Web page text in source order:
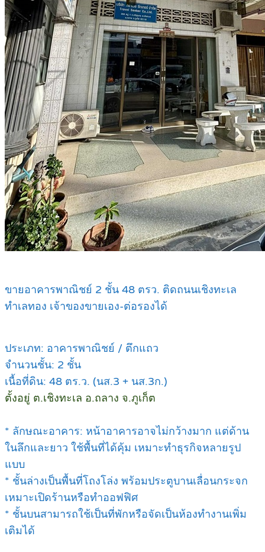
ขายอาคารพาณิชย์ 2 ชั้น 48 ตรว. ติดถนนเชิงทะเล
ทำเลทอง เจ้าของขายเอง-ต่อรองได้
ประเภท: อาคารพาณิชย์ / ตึกแถว
จำนวนชั้น: 2 ชั้น
เนื้อที่ดิน: 48 ตร.ว. (นส.3 + นส.3ก.)
ตั้งอยู่ ต.เชิงทะเล อ.ถลาง จ.ภูเก็ต
* ลักษณะอาคาร: หน้าอาคารอาจไม่กว้างมาก แต่ด้าน
ในลึกและยาว ใช้พื้นที่ได้คุ้ม เหมาะทำธุรกิจหลายรูป
แบบ
* ชั้นล่างเป็นพื้นที่โถงโล่ง พร้อมประตูบานเลื่อนกระจก
เหมาะเปิดร้านหรือทำออฟฟิศ
* ชั้นบนสามารถใช้เป็นที่พักหรือจัดเป็นห้องทำงานเพิ่ม
เติมได้